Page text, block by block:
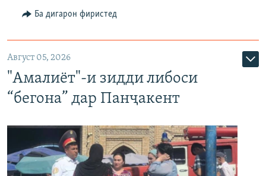
Ба дигарон фиристед
Август 05, 2026
"Амалиёт"-и зидди либоси
“бегона” дар Панҷакент